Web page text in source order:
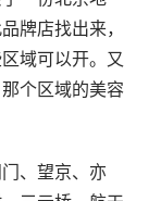
牌店找出来，
域可以开。又
个区域的美容
、望京、亦